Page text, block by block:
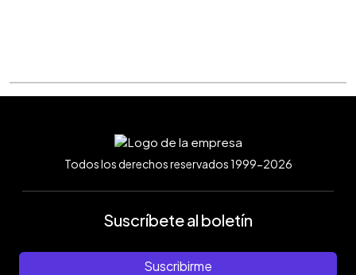
Todos los derechos reservados 1999-2026
Suscríbete al boletín
Suscribirme